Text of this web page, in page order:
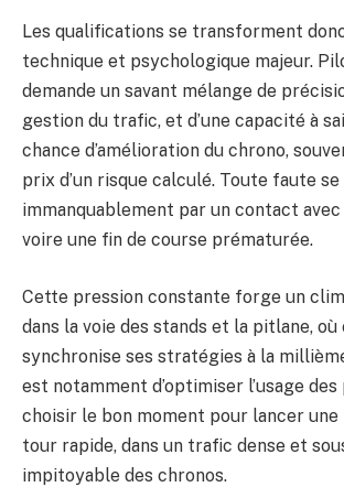
Les qualifications se transforment
technique et psychologique majeur.
demande un savant mélange de
gestion du trafic, et d’une capacité à
chance d’amélioration du chrono,
prix d’un risque calculé. Toute faute
immanquablement par un contact
voire une fin de course prématurée.
Cette pression constante forge un
dans la voie des stands et la pitlane, où
synchronise ses stratégies à la
est notamment d’optimiser l’usage des
choisir le bon moment pour lancer
tour rapide, dans un trafic dense et
impitoyable des chronos.